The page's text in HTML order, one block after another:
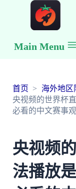
Main Menu
首页
海外地区
央视频的世界杯
必看的中文赛事
央视频
法播放